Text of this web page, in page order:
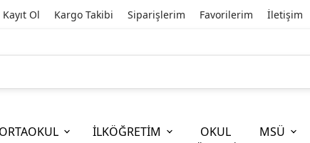
Kayıt Ol Kargo Takibi Siparişlerim Favorilerim İletişim
ORTAOKUL İLKÖĞRETİM
OKUL
MSÜ